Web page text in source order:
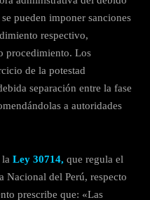
pueden imponer sanciones
respectivo,
procedimiento. Los
de la potestad
separación entre la fase
a autoridades
Ley 30714, que regula el
del Perú, respecto
prescribe que: «Las